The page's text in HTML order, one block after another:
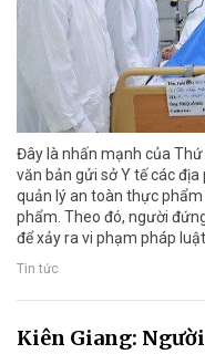
Đây là nhấn mạnh của
văn bản gửi sở Y tế các
quản lý an toàn thực
phẩm. Theo đó, người
để xảy ra vi phạm pháp
Tin tức
Kiên Giang: